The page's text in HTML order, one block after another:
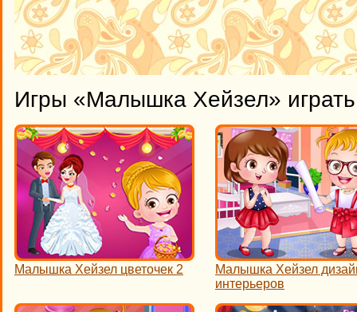
Игры «Малышка Хейзел»
Малышка Хейзел цветочек 2
Малышка Хейзел
интерьеров